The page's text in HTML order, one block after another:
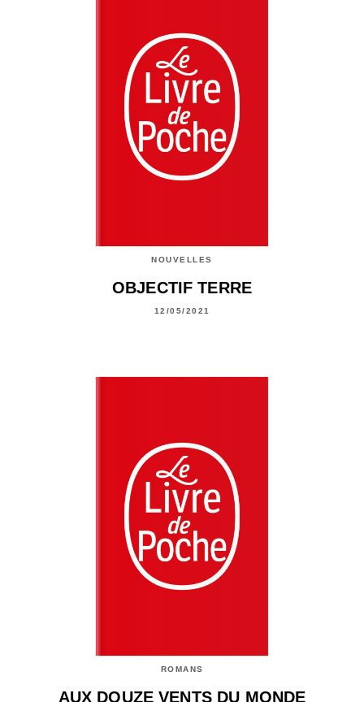
NOUVELLES
OBJECTIF TERRE
12/05/2021
ROMANS
AUX DOUZE VENTS DU MONDE